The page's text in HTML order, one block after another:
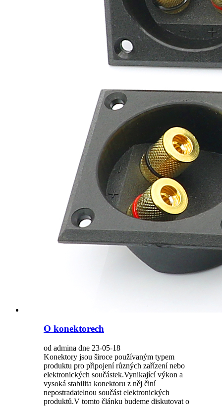
O konektorech
od admina dne 23-05-18
Konektory jsou široce používaným typem
produktu pro připojení různých zařízení nebo
elektronických součástek.Vynikající výkon a
vysoká stabilita konektoru z něj činí
nepostradatelnou součást elektronických
produktů.V tomto článku budeme diskutovat o